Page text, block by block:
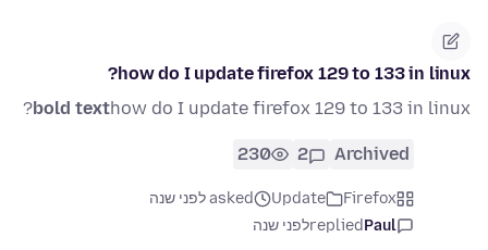
how do I update firefox 129 to 133 in linux?
bold texthow do I update firefox 129 to 133 in linux?
Archived
2
230
Firefox
Update
asked לפני שנה
Paul
repliedלפני שנה